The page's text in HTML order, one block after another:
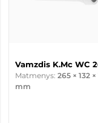
Vamzdis K.Mc WC
Matmenys: 265 × 132 ×
mm